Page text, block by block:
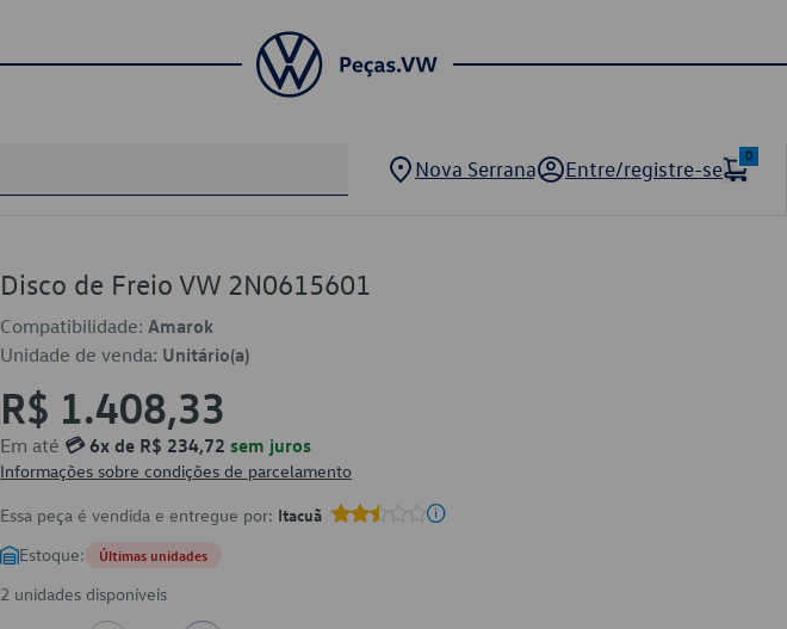
Nova Serrana Entre/registre-se
0
Disco de Freio VW 2N0615601
Compatibilidade: Amarok
Unidade de venda: Unitário(a)
R$ 1.408,33
Em até 💳 6x de R$ 234,72 sem juros
Informações sobre condições de parcelamento
Essa peça é vendida e entregue por: Itacuã
Estoque: Últimas unidades
2 unidades disponíveis